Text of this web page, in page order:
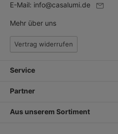
E-Mail: info@casalumi.de
Mehr über uns
Vertrag widerrufen
Service
Partner
Aus unserem Sortiment